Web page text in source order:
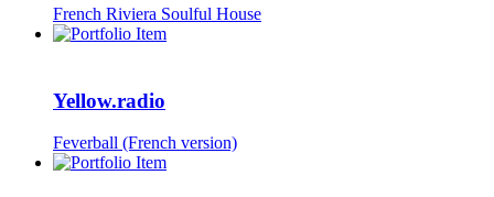
French Riviera Soulful House
Yellow.radio
Feverball (French version)